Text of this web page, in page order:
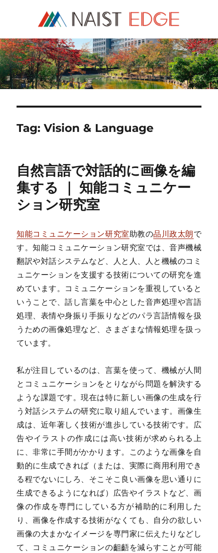
NAIST Edge
Tag:Vision & Language
自然言語で対話的に画像を編
集する ｜ 知能コミュニケー
ション研究室
知能コミュニケーション研究室助教の品川政太朗で
す。知能コミュニケーション研究室では、音声機械
翻訳や対話システムなど、人と人、人と機械のコミ
ュニケーションを支援する技術についての研究を進
めています。コミュニケーションを重視していると
いうことで、話し言葉を中心とした音声処理や言語
処理、表情や身振り手振りなどのパラ言語情報を扱
うための画像処理など、さまざまな情報処理を扱っ
ています。
私が注目しているのは、言葉を使って、機械が人間
とコミュニケーションをとりながら問題を解決する
ような課題です。現在は特に新しい画像の生成を行
う対話システムの研究に取り組んでいます。画像生
成は、近年著しく技術が進歩している技術です。広
告やイラストの作成には高い技術が求められる上
に、非常に手間がかかります。このような画像を自
動的に生成できれば（または、実際に商用利用でき
る程でないにしろ、そこそこ良い画像を思い通りに
生成できるようになれば）広告やイラストなど、画
像の作成を専門にしている方が補助的に利用した
り、画像を作成する技術がなくても、自分の欲しい
画像の大まかなイメージを専門家に伝えたりなどし
て、コミュニケーションの齟齬を減らすことが可能